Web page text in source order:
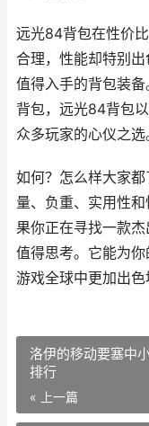
远光84背包在性价
合理，性能却特别
值得入手的背包装
背包，远光84背包
众多玩家的心仪之选
如何？怎么样大家
量、负重、实用性
果你正在寻找一款
值得思考。它能为
游戏全球中更加出色
洛伊的移动要塞中
排行
« 上一篇